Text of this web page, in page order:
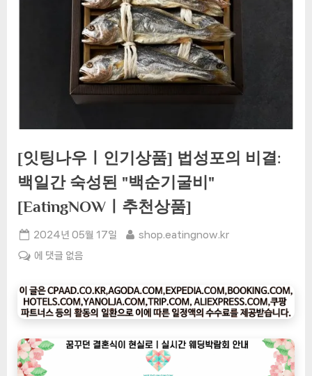
[잇팅나우ㅣ인기상품] 법성포의 비결:
백일간 숙성된 "백순기굴비"
[EatingNOWㅣ추천상품]
Posted
on
2024년 05월 17일 By
shop.eatingnow.kr
[잇
나
우
ㅣ
인
기
상
에 댓글 없음